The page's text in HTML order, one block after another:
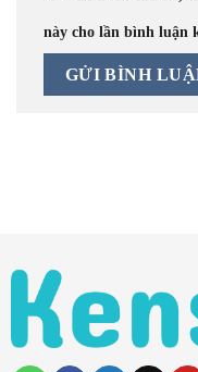
này cho lần bình luận